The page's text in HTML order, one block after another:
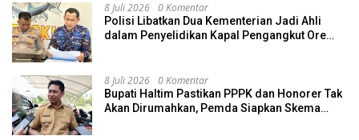
8 Juli 2026 0 Komentar
Polisi Libatkan Dua Kementerian Jadi Ahli
dalam Penyelidikan Kapal Pengangkut Ore
8 Juli 2026 0 Komentar
Bupati Haltim Pastikan PPPK dan Honorer Tak
Akan Dirumahkan, Pemda Siapkan Skema